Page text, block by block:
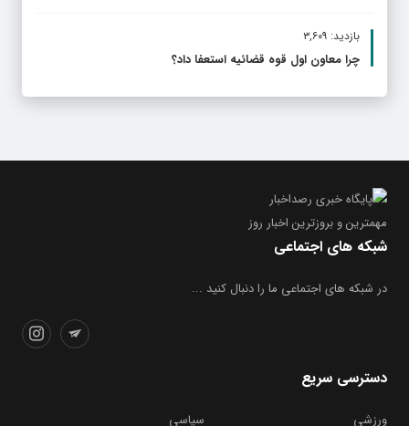
بازدید: ۳,۶۰۹
چرا معاون اول قوه قضائیه استعفا داد؟
مهمترین و بروز‌ترین اخبار روز
شبکه های اجتماعی
در شبکه های اجتماعی ما را دنبال کنید ...
دسترسی سریع
ورزشی سیاسی